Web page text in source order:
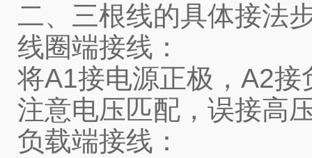
二、三根线的具体接法
线圈端接线：
将A1接电源正极，A2
注意电压匹配，误接高
负载端接线：